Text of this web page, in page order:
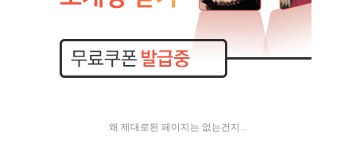
왜 제대로된 페이지는 없는건지...